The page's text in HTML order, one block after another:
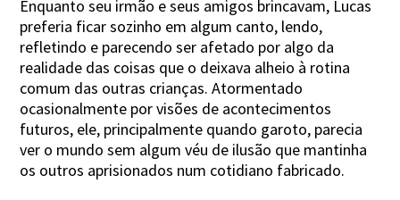
Enquanto seu irmão e seus amigos brincavam, Lucas
preferia ficar sozinho em algum canto, lendo,
refletindo e parecendo ser afetado por algo da
realidade das coisas que o deixava alheio à rotina
comum das outras crianças. Atormentado
ocasionalmente por visões de acontecimentos
futuros, ele, principalmente quando garoto, parecia
ver o mundo sem algum véu de ilusão que mantinha
os outros aprisionados num cotidiano fabricado.